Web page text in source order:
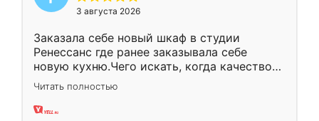
3 августа 2026
Заказала себе новый шкаф в студии
Ренессанс где ранее заказывала себе
новую кухню.Чего искать, когда качеством
вполне довольна. Служит кухня уже почти
два года, нареканий нет.
Читать полностью